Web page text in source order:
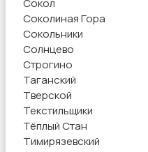
Соколиная Гора
Сокольники
Солнцево
Строгино
Таганский
Тверской
Текстильщики
Тёплый Стан
Тимирязевский